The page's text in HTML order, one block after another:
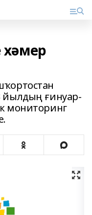
хәмер
йылдың ғинуар-
мониторинг